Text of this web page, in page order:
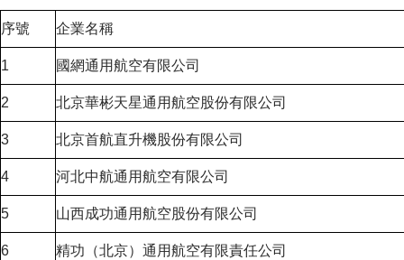
序號 企業名稱
1 國網通用航空有限公司
2 北京華彬天星通用航空股份有限公司
3 北京首航直升機股份有限公司
4 河北中航通用航空有限公司
5 山西成功通用航空股份有限公司
6 精功（北京）通用航空有限責任公司